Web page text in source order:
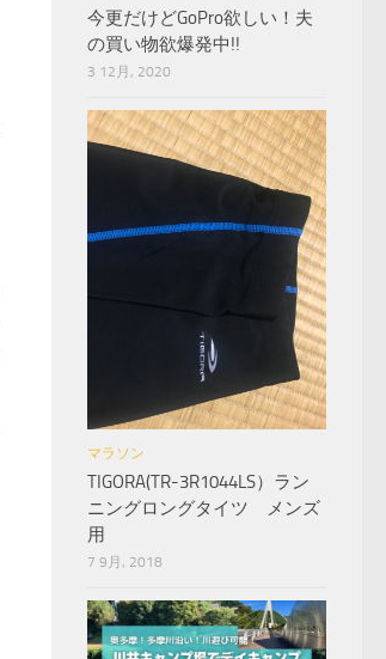
今更だけどGoPro欲しい！夫
の買い物欲爆発中!!
3 12月, 2020
マラソン
TIGORA(TR-3R1044LS）ラン
ニングロングタイツ メンズ
用
7 9月, 2018